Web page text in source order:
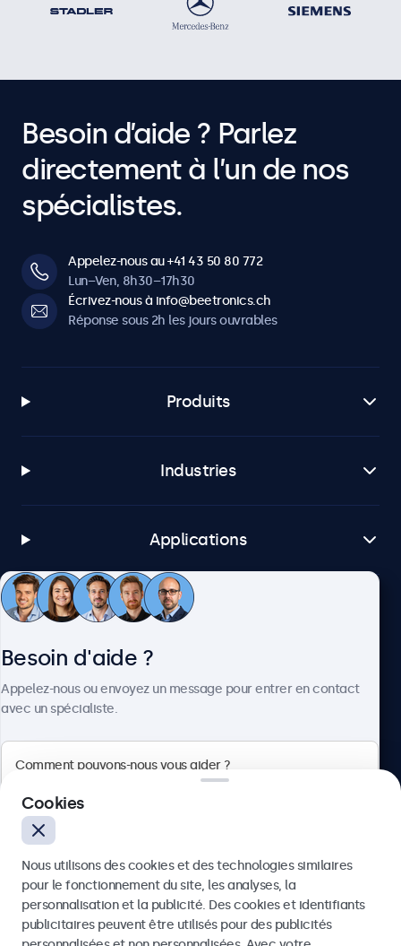
Besoin d’aide ? Parlez
directement à l’un de nos
spécialistes.
Appelez-nous au +41 43 50 80 772
Lun–Ven, 8h30–17h30
Écrivez-nous à info@beetronics.ch
Réponse sous 2h les jours ouvrables
Produits
Industries
Applications
Service client
4.8/5 noté par 5000+ entreprises
Français
Besoin d'aide ?
Appelez-nous ou envoyez un message pour entrer en contact
avec un spécialiste.
Envoyer
Cookies
Nous utilisons des cookies et des technologies similaires
pour le fonctionnement du site, les analyses, la
personnalisation et la publicité. Des cookies et identifiants
publicitaires peuvent être utilisés pour des publicités